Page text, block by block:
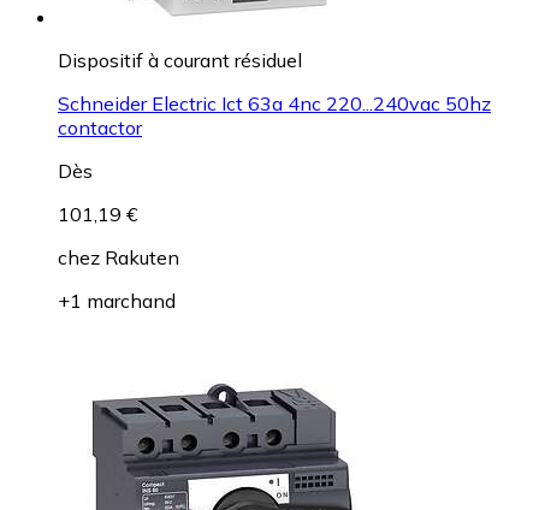
Dispositif à courant résiduel
Schneider Electric Ict 63a 4nc 220...240vac 50hz
contactor
Dès
101,19 €
chez Rakuten
+1 marchand